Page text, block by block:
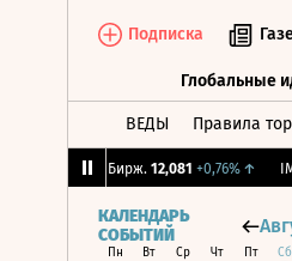
Подписка
Глобальные
ВЕДЫ Правила
CNY Бирж. 12,081 +0,76%↑
КАЛЕНДАРЬ
СОБЫТИЙ
Пн Вт Ср Чт Пт Сб